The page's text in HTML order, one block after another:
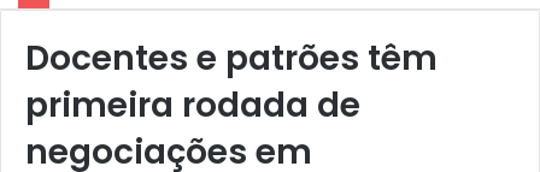
Docentes e patrões têm
primeira rodada de
negociações em